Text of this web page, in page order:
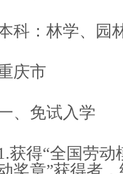
科：林学、园
庆市
、免试入学
获得“全国劳动
奖章”获得者